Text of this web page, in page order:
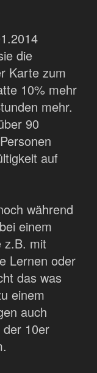
die
Karte zum
10% mehr
mehr.
90
auf
während
einem
z.B. mit
Lernen oder
das was
einem
auch
der 10er